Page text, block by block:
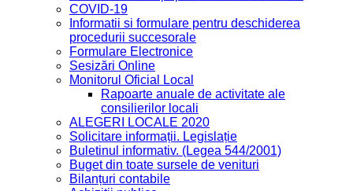
COVID-19
Informatii si formulare pentru deschiderea
procedurii succesorale
Formulare Electronice
Sesizări Online
Monitorul Oficial Local
Rapoarte anuale de activitate ale
consilierilor locali
ALEGERI LOCALE 2020
Solicitare informații. Legislație
Buletinul informativ. (Legea 544/2001)
Buget din toate sursele de venituri
Bilanțuri contabile